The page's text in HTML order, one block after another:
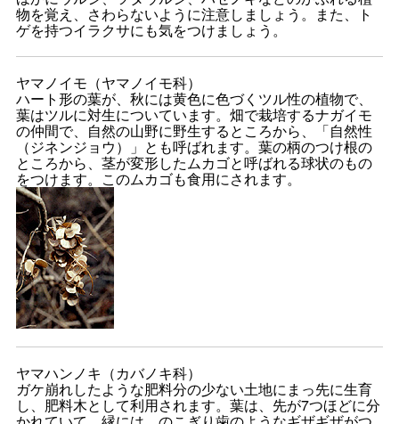
物を覚え、さわらないように注意しましょう。また、ト
ゲを持つイラクサにも気をつけましょう。
ヤマノイモ（ヤマノイモ科）
ハート形の葉が、秋には黄色に色づくツル性の植物で、
葉はツルに対生についています。畑で栽培するナガイモ
の仲間で、自然の山野に野生するところから、「自然性
（ジネンジョウ）」とも呼ばれます。葉の柄のつけ根の
ところから、茎が変形したムカゴと呼ばれる球状のもの
をつけます。このムカゴも食用にされます。
ヤマハンノキ（カバノキ科）
ガケ崩れしたような肥料分の少ない土地にまっ先に生育
し、肥料木として利用されます。葉は、先が7つほどに分